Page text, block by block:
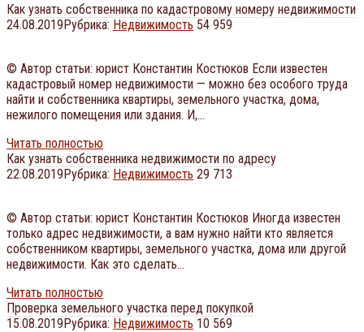
Как узнать собственника по кадастровому номеру недвижимости
24.08.2019Рубрика: Недвижимость 54 959
© Автор статьи: юрист Константин Костюков Если известен
кадастровый номер недвижимости — можно без особого труда
найти и собственника квартиры, земельного участка, дома,
нежилого помещения или здания. И,…
Читать полностью
Как узнать собственника недвижимости по адресу
22.08.2019Рубрика: Недвижимость 29 713
© Автор статьи: юрист Константин Костюков Иногда известен
только адрес недвижимости, а вам нужно найти кто является
собственником квартиры, земельного участка, дома или другой
недвижимости. Как это сделать…
Читать полностью
Проверка земельного участка перед покупкой
15.08.2019Рубрика: Недвижимость 10 569